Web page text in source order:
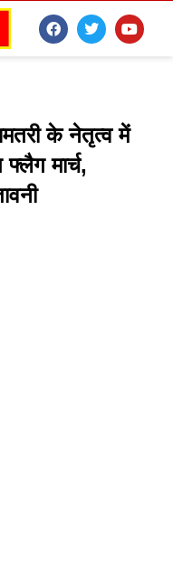
के नेतृत्व में
मार्च,